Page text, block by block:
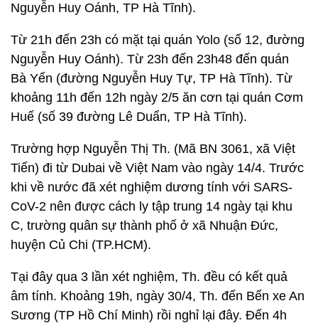
Nguyễn Huy Oánh, TP Hà Tĩnh).
Từ 21h đến 23h có mặt tại quán Yolo (số 12, đường
Nguyễn Huy Oánh). Từ 23h đến 23h48 đến quán
Bà Yến (đường Nguyễn Huy Tự, TP Hà Tĩnh). Từ
khoảng 11h đến 12h ngày 2/5 ăn cơn tại quán Cơm
Huế (số 39 đường Lê Duẩn, TP Hà Tĩnh).
Trường hợp Nguyễn Thị Th. (Mã BN 3061, xã Việt
Tiến) đi từ Dubai về Việt Nam vào ngày 14/4. Trước
khi về nước đã xét nghiệm dương tính với SARS-
CoV-2 nên được cách ly tập trung 14 ngày tại khu
C, trường quân sự thành phố ở xã Nhuận Đức,
huyện Củ Chi (TP.HCM).
Tại đây qua 3 lần xét nghiệm, Th. đều có kết quả
âm tính. Khoảng 19h, ngày 30/4, Th. đến Bến xe An
Sương (TP Hồ Chí Minh) rồi nghỉ lại đây. Đến 4h